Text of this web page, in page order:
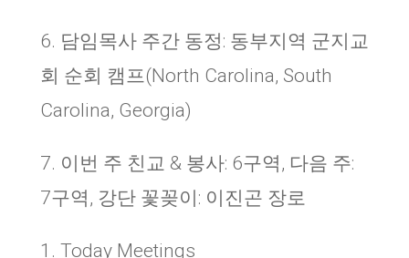
6. 담임목사 주간 동정: 동부지역 군지교
회 순회 캠프(North Carolina, South
Carolina, Georgia)
7. 이번 주 친교 & 봉사: 6구역, 다음 주:
7구역, 강단 꽃꽂이: 이진곤 장로
1. Today Meetings